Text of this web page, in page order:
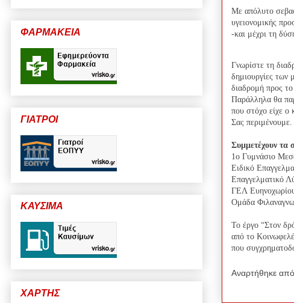
Με απόλυτο
υγειονομικής
-και μέχρι τη
Γνωρίστε τη
δημιουργίες των
διαδρομή προς
Παράλληλα θα
που στόχο είχε ο
Σας περιμένουμε.
Συμμετέχουν τα
1ο Γυμνάσιο
Ειδικό
Επαγγελματικό
ΓΕΛ
Ομάδα
Το έργο “Στον
από το
που
Αναρτήθηκε από
ΦΑΡΜΑΚΕΙΑ
ΓΙΑΤΡΟΙ
ΚΑΥΣΙΜΑ
ΧΑΡΤΗΣ